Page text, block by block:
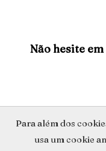
Não hesite
Política de Privacidade
Para além dos
usa um cookie